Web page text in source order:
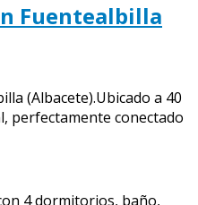
Fuentealbilla
(Albacete).Ubicado a 40
perfectamente conectado